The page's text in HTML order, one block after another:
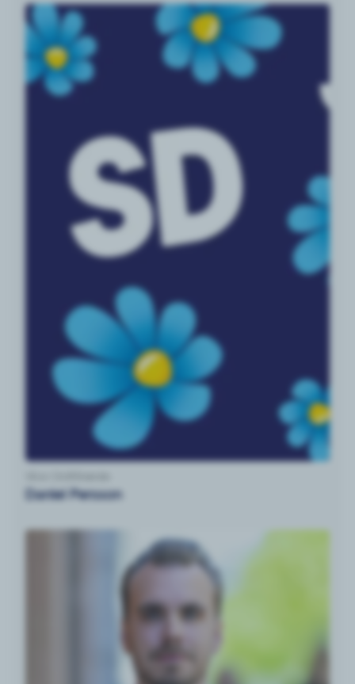
Daniel Persson